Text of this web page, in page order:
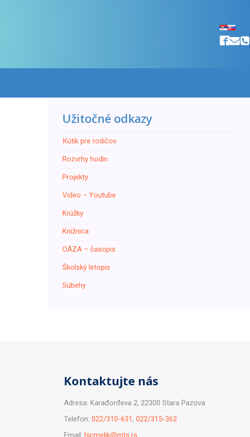
Užitočné odkazy
Кútik pre rodičov
Rozvrhy hodín
Projekty
Video – Youtube
Krúžky
Knižnica
ОÁZA – časopis
Školský letopis
Súbehy
Kontaktujte nás
Adresa: Karađorđeva 2, 22300 Stara Pazova
Telefon: 022/310-631, 022/315-362
Email: hjcmelik@mts.rs